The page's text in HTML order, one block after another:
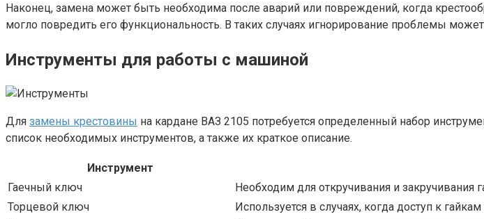
Наконец, замена может быть необходима после аварий или повреждений, когда
могло повредить его функциональность. В таких случаях игнорирование проблемы
Инструменты для работы с машиной
Для замены крестовины на кардане ВАЗ 2105 потребуется определенный набор
список необходимых инструментов, а также их краткое описание.
Инструмент
Гаечный ключ
Необходим для откручивания и
Торцевой ключ
Используется в случаях, когда доступ к